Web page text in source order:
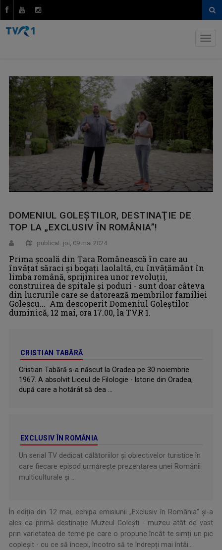
DOMENIUL GOLEŞTILOR, DESTINAŢIE DE
TOP LA „EXCLUSIV ÎN ROMÂNIA”!
publicat: joi, 09 mai 2024
Prima școală din Țara Românească în care au
învățat săraci și bogați laolaltă, cu învățământ în
limba română, sprijinirea unor revoluții,
construirea de spitale și poduri - sunt doar câteva
din lucrurile care se datorează membrilor familiei
Golescu... Am descoperit Domeniul Goleştilor
duminică, 12 mai, ora 17.00, la TVR 1.
CRISTIAN TABĂRĂ
Cristian Tabără s-a născut la Oradea pe 30 noiembrie
1967. A absolvit Liceul de Filologie - Istorie din Oradea,
după care a hotărât să dea ...
EXCLUSIV ÎN ROMÂNIA
Un serial TV dedicat călătoriilor şi obiectivelor turistice în
care fiecare episod urmăreşte prezentarea unei Românii
multiculturale şi ...
În ediția din 12 mai, echipa emisiunii „Exclusiv în România” și-a
ales ca primă destinație Muzeul Golești - muzeu atât de vast
prin varietatea de teme pe care o propune încât te simți un pic
copleșit - cu ce să începi, încotro să te îndrepți mai întâi...